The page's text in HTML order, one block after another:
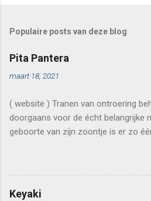
Populaire posts van deze blog
Pita Pantera
maart 18, 2021
( website ) Tranen van ontroering
doorgaans voor de écht belangrijke
geboorte van zijn zoontje is er zo
21 mei 2015 is er nog één. Maar
mocht dineren bij Chambre Séparée
worden als zulke momenten. Een
Keyaki